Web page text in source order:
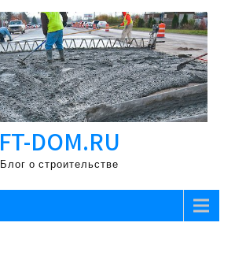
FT-DOM.RU
Блог о строительстве